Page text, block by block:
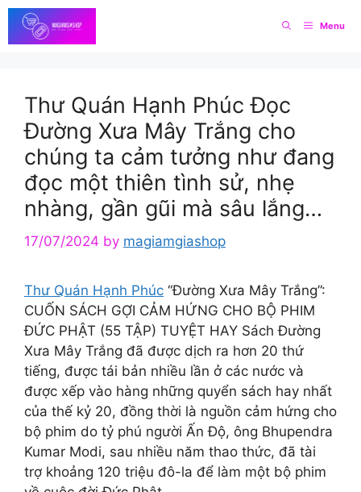
Skip
to
content
Menu
Thư Quán Hạnh Phúc Đọc
Đường Xưa Mây Trắng cho
chúng ta cảm tưởng như đang
đọc một thiên tình sử, nhẹ
nhàng, gần gũi mà sâu lắng…
17/07/2024 by magiamgiashop
Thư Quán Hạnh Phúc “Đường Xưa Mây Trắng”:
CUỐN SÁCH GỢI CẢM HỨNG CHO BỘ PHIM
ĐỨC PHẬT (55 TẬP) TUYỆT HAY Sách Đường
Xưa Mây Trắng đã được dịch ra hơn 20 thứ
tiếng, được tái bản nhiều lần ở các nước và
được xếp vào hàng những quyển sách hay nhất
của thế kỷ 20, đồng thời là nguồn cảm hứng cho
bộ phim do tỷ phú người Ấn Độ, ông Bhupendra
Kumar Modi, sau nhiều năm thao thức, đã tài
trợ khoảng 120 triệu đô-la để làm một bộ phim